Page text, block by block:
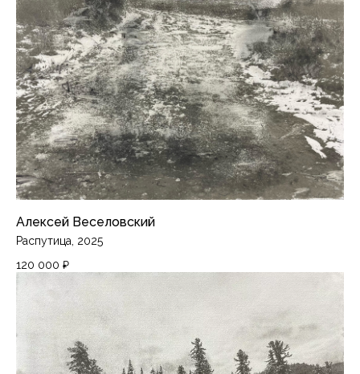
Алексей Веселовский
Распутица, 2025
120 000 ₽